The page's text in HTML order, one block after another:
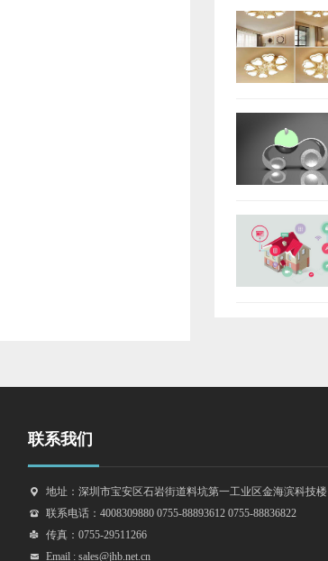
联系我们
地址：深圳市宝安区石岩街道料坑第一工业区金海滨科技楼
联系电话：4008309880 0755-88893612 0755-88836822
传真：0755-29511266
Email : sales@jhb.net.cn
끇
뀰
넔
낂